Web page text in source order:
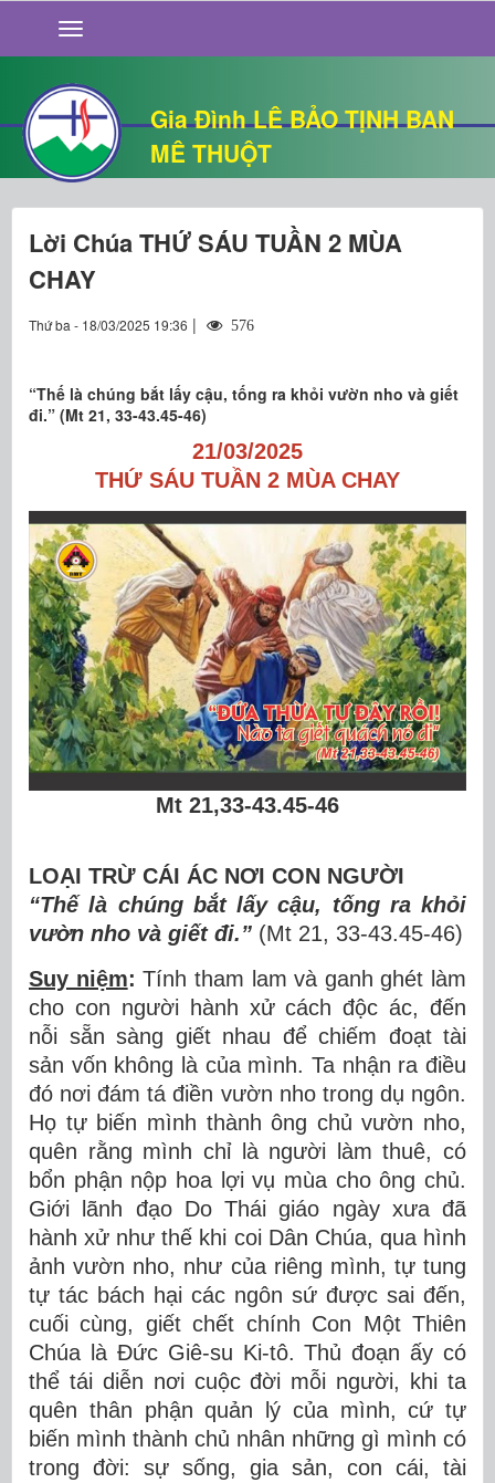
Gia Đình LÊ BẢO TỊNH BAN
MÊ THUỘT
GIỚI THIỆU
TIN TỨC
SỐNG ĐẠO
CHUYỆN NHÀ
QUÁN VĂN
THƯ GIÃN
Lời Chúa THỨ SÁU TUẦN 2 MÙA
CHAY
Thứ ba - 18/03/2025 19:36 | 576
“Thế là chúng bắt lấy cậu, tống ra khỏi vườn nho và giết
đi.” (Mt 21, 33-43.45-46)
21/03/2025
THỨ SÁU TUẦN 2 MÙA CHAY
Mt 21,33-43.45-46
LOẠI TRỪ CÁI ÁC NƠI CON NGƯỜI
“Thế là chúng bắt lấy cậu, tống ra khỏi
vườn nho và giết đi.” (Mt 21, 33-43.45-46)
Suy niệm: Tính tham lam và ganh ghét làm
cho con người hành xử cách độc ác, đến
nỗi sẵn sàng giết nhau để chiếm đoạt tài
sản vốn không là của mình. Ta nhận ra điều
đó nơi đám tá điền vườn nho trong dụ ngôn.
Họ tự biến mình thành ông chủ vườn nho,
quên rằng mình chỉ là người làm thuê, có
bổn phận nộp hoa lợi vụ mùa cho ông chủ.
Giới lãnh đạo Do Thái giáo ngày xưa đã
hành xử như thế khi coi Dân Chúa, qua hình
ảnh vườn nho, như của riêng mình, tự tung
tự tác bách hại các ngôn sứ được sai đến,
cuối cùng, giết chết chính Con Một Thiên
Chúa là Đức Giê-su Ki-tô. Thủ đoạn ấy có
thể tái diễn nơi cuộc đời mỗi người, khi ta
quên thân phận quản lý của mình, cứ tự
biến mình thành chủ nhân những gì mình có
trong đời: sự sống, gia sản, con cái, tài